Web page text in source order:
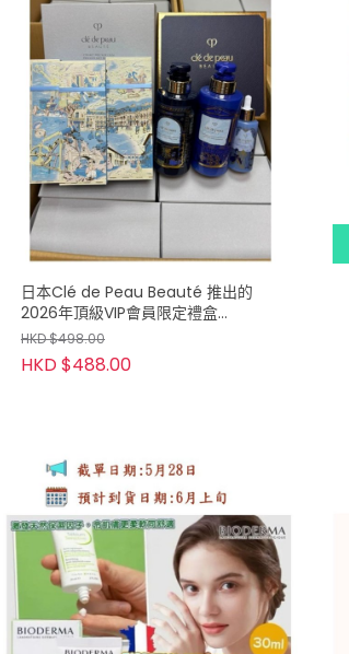
日本Clé de Peau Beauté 推出的
2026年頂級VIP會員限定禮盒
（Blooming Oasis 奢華洗護套裝）
HKD $498.00
HKD $488.00